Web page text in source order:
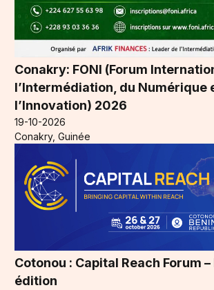
Conakry: FONI (Forum
l’Intermédiation, du Numérique
l’Innovation) 2026
19-10-2026
Conakry, Guinée
Cotonou : Capital Reach Forum
édition